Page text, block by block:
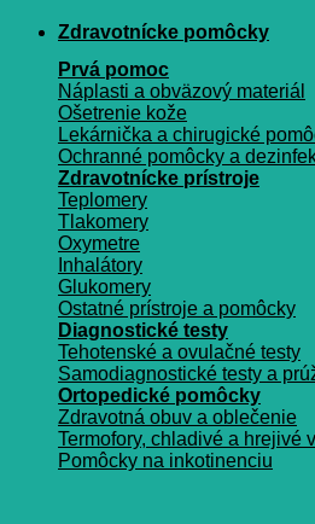
Zdravotnícke pomôcky
Prvá pomoc
Náplasti a obväzový materiál
Ošetrenie kože
Lekárnička a chirugické
Ochranné pomôcky a
Zdravotnícke prístroje
Teplomery
Tlakomery
Oxymetre
Inhalátory
Glukomery
Ostatné prístroje a pomôcky
Diagnostické testy
Tehotenské a ovulačné testy
Samodiagnostické testy a
Ortopedické pomôcky
Zdravotná obuv a oblečenie
Termofory, chladivé a hrejivé
Pomôcky na inkotinenciu